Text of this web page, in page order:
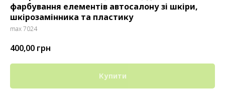
фарбування елементів автосалону зі шкіри,
шкірозамінника та пластику
max 7024
400,00 грн
Купити